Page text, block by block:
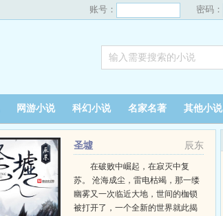
账号： 密码：
网游小说 科幻小说 名家名著 其他小说
辰东
圣墟
在破败中崛起，在寂灭中复
苏。 沧海成尘，雷电枯竭，那一缕
幽雾又一次临近大地，世间的枷锁
被打开了，一个全新的世界就此揭